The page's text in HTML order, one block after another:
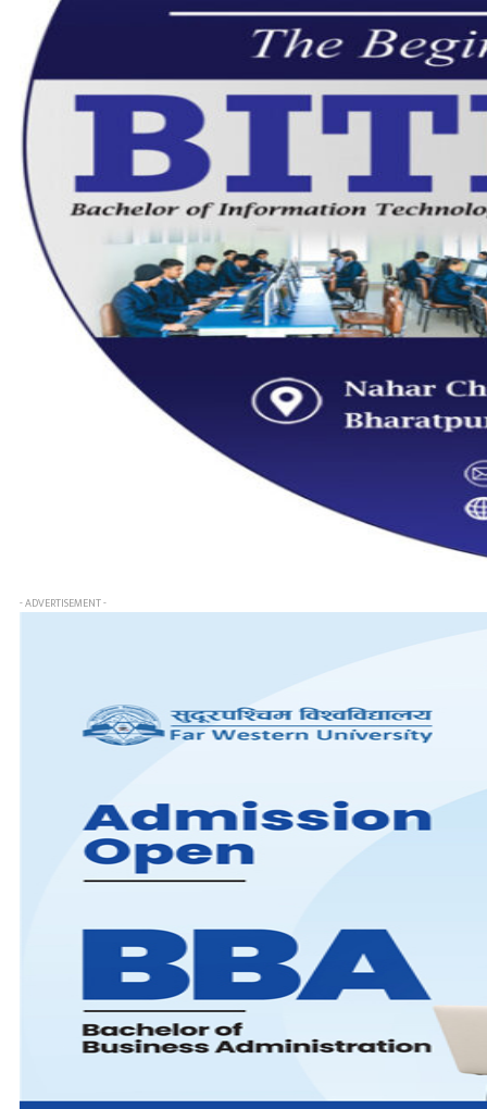
- ADVERTISEMENT -